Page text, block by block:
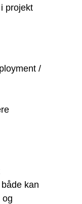
projekt
/
kan
og